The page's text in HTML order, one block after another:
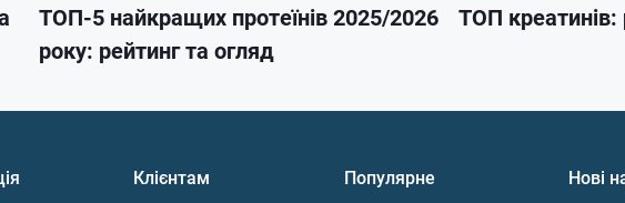
ТОП-5 найкращих протеїнів 2025/2026
року: рейтинг та огляд
ТОП креатинів:
Клієнтам Популярне Нові